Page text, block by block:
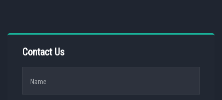
Contact Us